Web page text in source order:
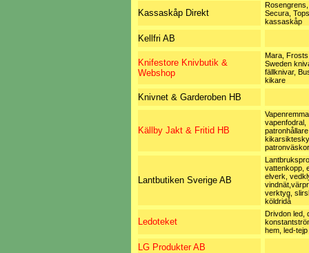
Kassaskåp Direkt
Secura,
kassaskåp
Kellfri AB
Knifestore Knivbutik &
Webshop
Mara,
Sweden
fällknivar,
kikare
Knivnet & Garderoben HB
Källby Jakt & Fritid HB
vapenfodral,
Lantbutiken Sverige AB
vattenkopp,
elverk,
verktyg,
köldridå
Ledoteket
Drivdon led,
hem, led-tejp
LG Produkter AB